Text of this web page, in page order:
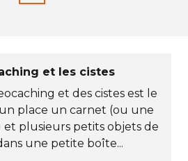
et les cistes
et des cistes est le
place un carnet (ou une
plusieurs petits objets de
une petite boîte...